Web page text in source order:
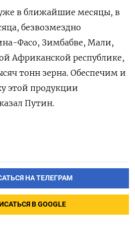
в ближайшие месяцы, в
безвозмездно
Фасо, Зимбабве, Мали,
Африканской республике,
тонн зерна. Обеспечим и
этой продукции
Путин.
НА ТЕЛЕГРАМ
В GOOGLE